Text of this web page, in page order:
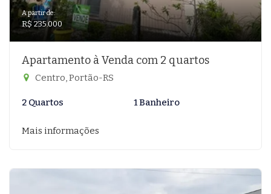
A partir de:
R$ 235.000
Apartamento à Venda com 2 quartos
Centro, Portão-RS
2 Quartos 1 Banheiro
Mais informações